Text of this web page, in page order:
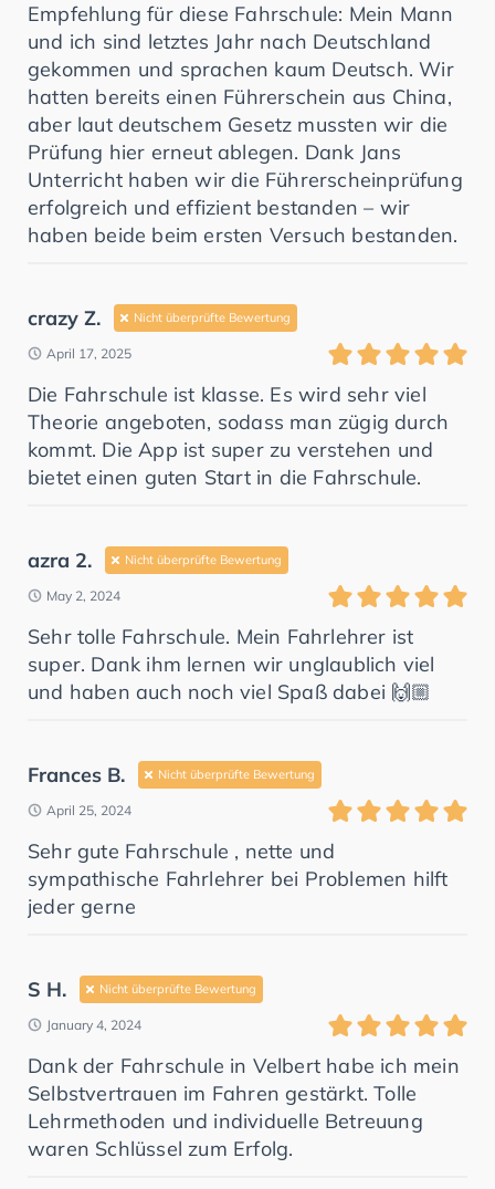
Empfehlung für diese Fahrschule: Mein Mann
und ich sind letztes Jahr nach Deutschland
gekommen und sprachen kaum Deutsch. Wir
hatten bereits einen Führerschein aus China,
aber laut deutschem Gesetz mussten wir die
Prüfung hier erneut ablegen. Dank Jans
Unterricht haben wir die Führerscheinprüfung
erfolgreich und effizient bestanden – wir
haben beide beim ersten Versuch bestanden.
crazy Z. Nicht überprüfte Bewertung
April 17, 2025
Die Fahrschule ist klasse. Es wird sehr viel
Theorie angeboten, sodass man zügig durch
kommt. Die App ist super zu verstehen und
bietet einen guten Start in die Fahrschule.
azra 2. Nicht überprüfte Bewertung
May 2, 2024
Sehr tolle Fahrschule. Mein Fahrlehrer ist
super. Dank ihm lernen wir unglaublich viel
und haben auch noch viel Spaß dabei 🙌🏼
Frances B. Nicht überprüfte Bewertung
April 25, 2024
Sehr gute Fahrschule , nette und
sympathische Fahrlehrer bei Problemen hilft
jeder gerne
S H. Nicht überprüfte Bewertung
January 4, 2024
Dank der Fahrschule in Velbert habe ich mein
Selbstvertrauen im Fahren gestärkt. Tolle
Lehrmethoden und individuelle Betreuung
waren Schlüssel zum Erfolg.